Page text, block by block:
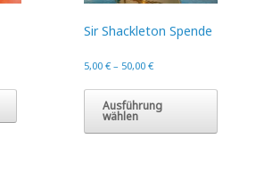
Sir Shackleton Spende
5,00€ – 50,00€
Ausführung
wählen